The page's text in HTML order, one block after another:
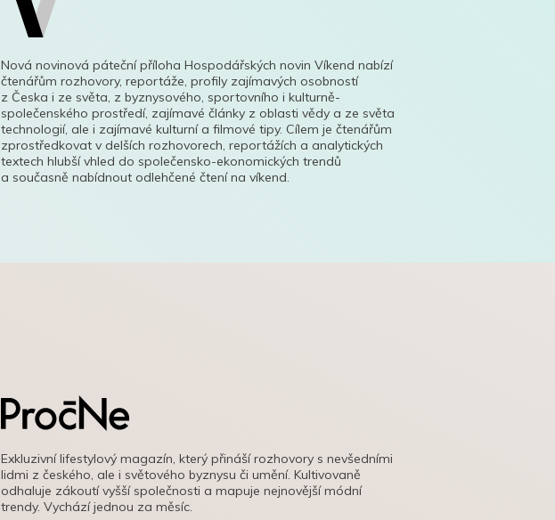
Nová novinová páteční příloha Hospodářských novin Víkend nabízí
čtenářům rozhovory, reportáže, profily zajímavých osobností
z Česka i ze světa, z byznysového, sportovního i kulturně-
společenského prostředí, zajímavé články z oblasti vědy a ze světa
technologií, ale i zajímavé kulturní a filmové tipy. Cílem je čtenářům
zprostředkovat v delších rozhovorech, reportážích a analytických
textech hlubší vhled do společensko-ekonomických trendů
a současně nabídnout odlehčené čtení na víkend.
Exkluzivní lifestylový magazín, který přináší rozhovory s nevšedními
lidmi z českého, ale i světového byznysu či umění. Kultivovaně
odhaluje zákoutí vyšší společnosti a mapuje nejnovější módní
trendy. Vychází jednou za měsíc.